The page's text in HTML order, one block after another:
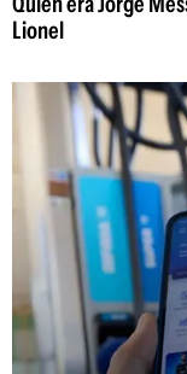
Lionel